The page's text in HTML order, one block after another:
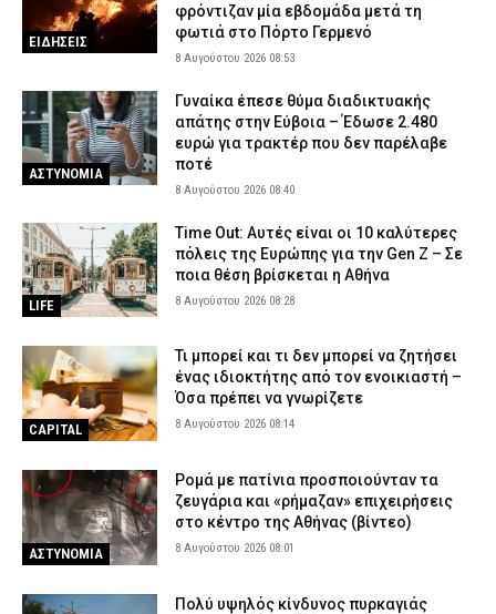
ΕΙΔΗΣΕΙΣ
φρόντιζαν μία εβδομάδα μετά τη
φωτιά στο Πόρτο Γερμενό
8 Αυγούστου 2026 08:53
ΑΣΤΥΝΟΜΙΑ
Γυναίκα έπεσε θύμα διαδικτυακής
απάτης στην Εύβοια – Έδωσε 2.480
ευρώ για τρακτέρ που δεν παρέλαβε
ποτέ
8 Αυγούστου 2026 08:40
LIFE
Time Out: Αυτές είναι οι 10 καλύτερες
πόλεις της Ευρώπης για την Gen Z – Σε
ποια θέση βρίσκεται η Αθήνα
8 Αυγούστου 2026 08:28
CAPITAL
Τι μπορεί και τι δεν μπορεί να ζητήσει
ένας ιδιοκτήτης από τον ενοικιαστή –
Όσα πρέπει να γνωρίζετε
8 Αυγούστου 2026 08:14
ΑΣΤΥΝΟΜΙΑ
Ρομά με πατίνια προσποιούνταν τα
ζευγάρια και «ρήμαζαν» επιχειρήσεις
στο κέντρο της Αθήνας (βίντεο)
8 Αυγούστου 2026 08:01
Πολύ υψηλός κίνδυνος πυρκαγιάς